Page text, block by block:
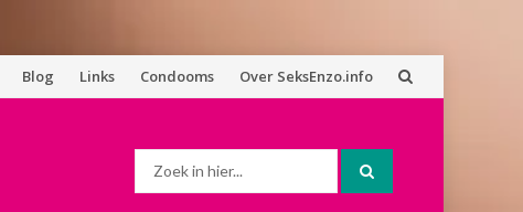
Blog Links Condooms Over SeksEnzo.info